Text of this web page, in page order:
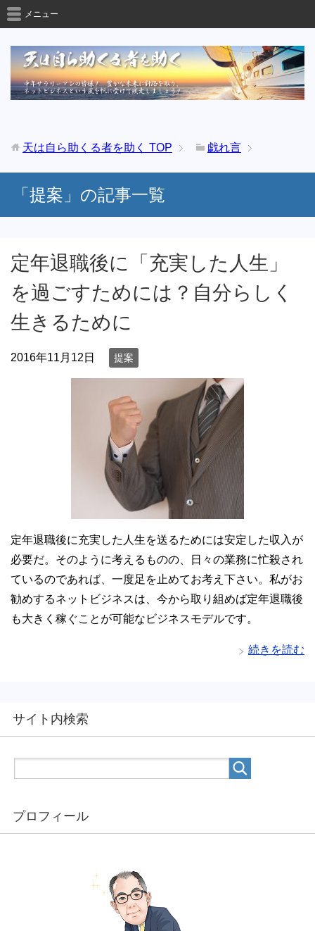
メニュー
天は自ら助くる者を助く TOP 戯れ言
「提案」の記事一覧
定年退職後に「充実した人生」
を過ごすためには？自分らしく
生きるために
2016年11月12日 提案
定年退職後に充実した人生を送るためには安定した収入が
必要だ。そのように考えるものの、日々の業務に忙殺され
ているのであれば、一度足を止めてお考え下さい。私がお
勧めするネットビジネスは、今から取り組めば定年退職後
も大きく稼ぐことが可能なビジネスモデルです。
続きを読む
サイト内検索
プロフィール